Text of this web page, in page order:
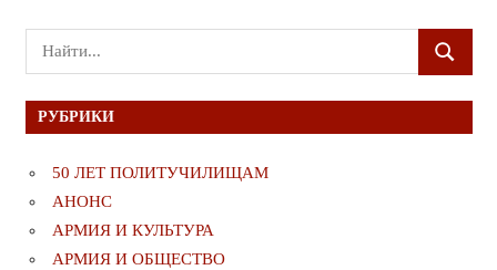
Поиск
для:
ПОИСК
РУБРИКИ
50 ЛЕТ ПОЛИТУЧИЛИЩАМ
АНОНС
АРМИЯ И КУЛЬТУРА
АРМИЯ И ОБЩЕСТВО